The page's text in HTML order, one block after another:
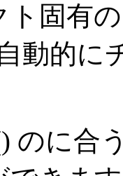
ト固有
動的に
のに合